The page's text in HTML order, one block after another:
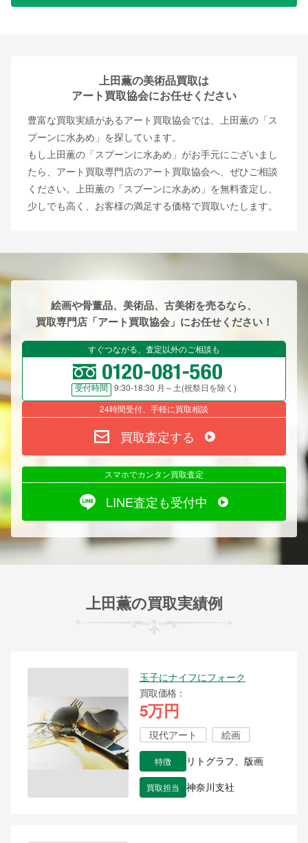
上田薫の美術品買取は
アート買取協会にお任せください
豊富な買取実績があるアート買取協会では、上田薫の「ス
プーンに水あめ」を探しています。
もし上田薫の「スプーンに水あめ」がお手元にございまし
たら、アート買取専門店のアート買取協会へ、ぜひご相談
ください。上田薫の「スプーンに水あめ」を無料査定し、
少しでも高く、お客様の満足する価格で買取いたします。
絵画や骨董品、美術品、古美術を売るなら、
買取専門店「アート買取協会」にお任せください！
すぐつながる、査定以外のご相談も
受付時間
9:30-18:30 月～土(祝祭日を除く)
24時間受付、手軽に買取相談
買取査定する
スマホでカンタン買取査定
LINE査定も受付中
上田薫の買取実績例
玉子にナイフにフォーク
買取価格
5万円
現代アート 絵画
特徴 リトグラフ、版画
買取担当 神奈川支社